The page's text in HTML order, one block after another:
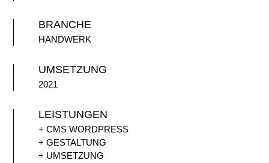
BRANCHE
HANDWERK
UMSETZUNG
2021
LEISTUNGEN
+ CMS WORDPRESS
+ GESTALTUNG
+ UMSETZUNG